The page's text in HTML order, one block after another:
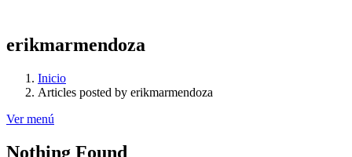
erikmarmendoza
Inicio
Articles posted by erikmarmendoza
Ver menú
Nothing Found